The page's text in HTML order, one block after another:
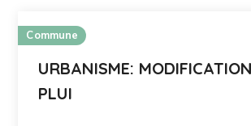
Commune
URBANISME:
PLUI